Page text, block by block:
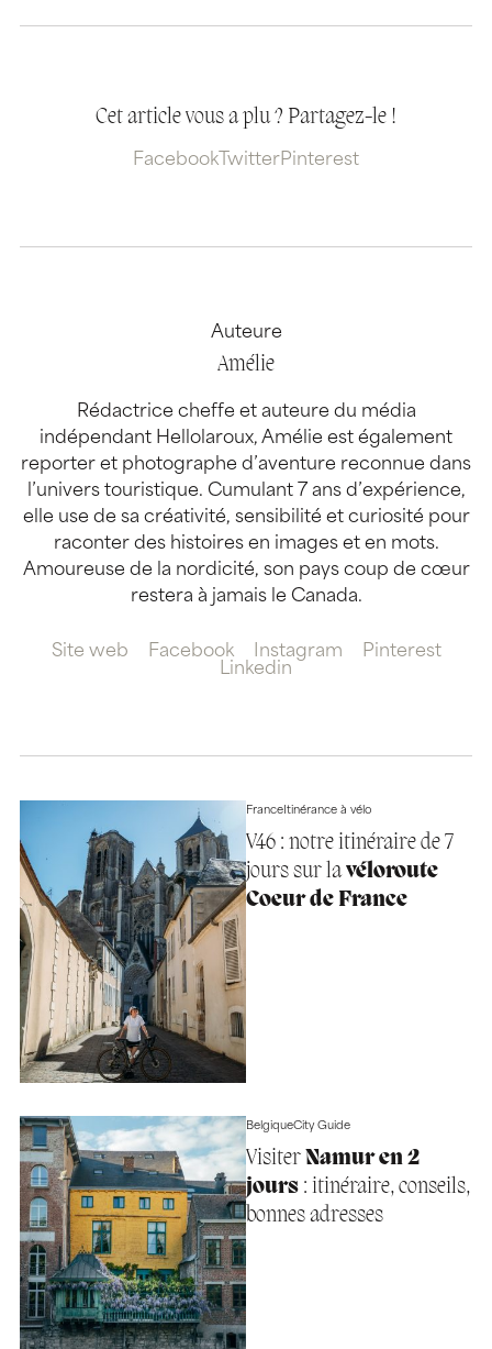
Cet article vous a plu ? Partagez-le !
Facebook TwitterPinterest
Auteure
Amélie
Rédactrice cheffe et auteure du média
indépendant Hellolaroux, Amélie est également
reporter et photographe d’aventure reconnue dans
l’univers touristique. Cumulant 7 ans d’expérience,
elle use de sa créativité, sensibilité et curiosité pour
raconter des histoires en images et en mots.
Amoureuse de la nordicité, son pays coup de cœur
restera à jamais le Canada.
Site web Facebook Instagram
Pinterest
Linkedin
FranceItinérance à vélo
V46 : notre itinéraire de 7
jours sur lavéloroute
Coeur de France
BelgiqueCity Guide
Visiter Namur en 2
jours: itinéraire, conseils,
bonnes adresses